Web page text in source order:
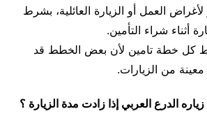
العمل أو الزيارة العائلية، بشرط
أثناء شراء التأمين.
كل خطة تامين لأن بعض الخطط قد
من الزيارات.
الدرع العربي إذا زادت مدة الزيارة ؟